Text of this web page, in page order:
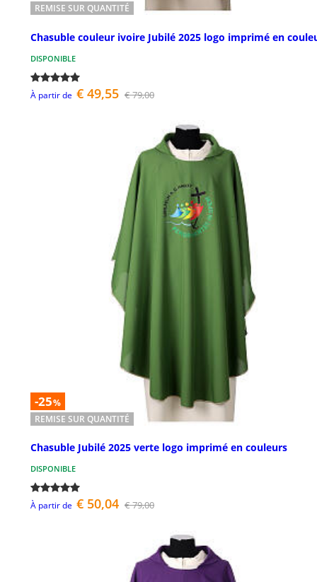
REMISE SUR QUANTITÉ
Chasuble couleur ivoire Jubilé 2025 logo imprimé en
DISPONIBLE
À partir de € 49,55 € 79,00
-25%
REMISE SUR QUANTITÉ
Chasuble Jubilé 2025 verte logo imprimé en couleurs
DISPONIBLE
À partir de € 50,04 € 79,00